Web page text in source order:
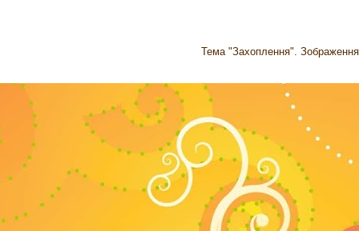
Тема "Захоплення".